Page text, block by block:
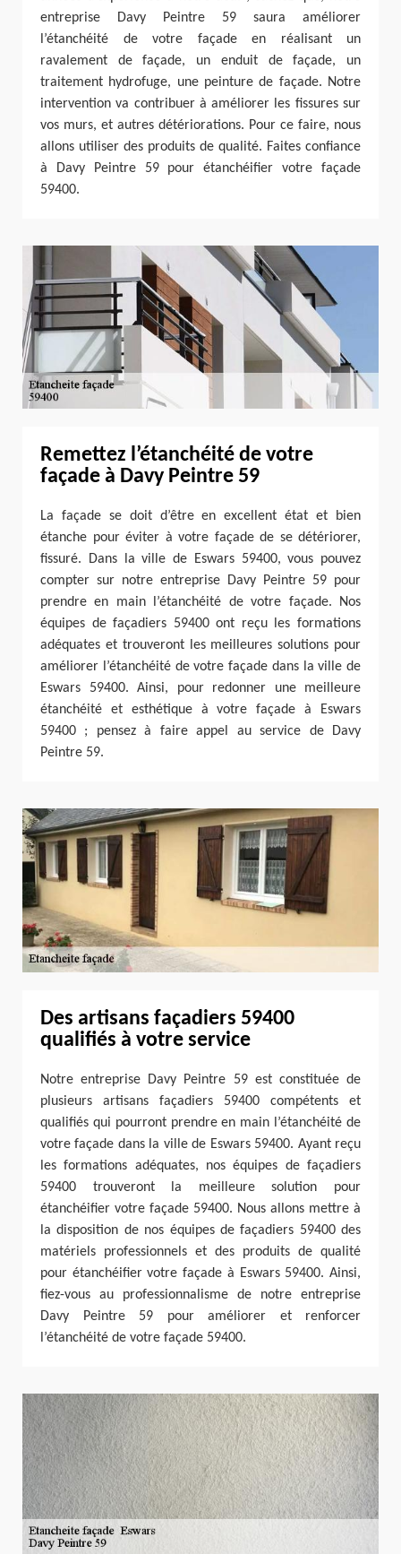
entreprise Davy Peintre 59 saura améliorer
l’étanchéité de votre façade en réalisant un
ravalement de façade, un enduit de façade, un
traitement hydrofuge, une peinture de façade. Notre
intervention va contribuer à améliorer les fissures sur
vos murs, et autres détériorations. Pour ce faire, nous
allons utiliser des produits de qualité. Faites confiance
à Davy Peintre 59 pour étanchéifier votre façade
59400.
Remettez l’étanchéité de votre
façade à Davy Peintre 59
La façade se doit d’être en excellent état et bien
étanche pour éviter à votre façade de se détériorer,
fissuré. Dans la ville de Eswars 59400, vous pouvez
compter sur notre entreprise Davy Peintre 59 pour
prendre en main l’étanchéité de votre façade. Nos
équipes de façadiers 59400 ont reçu les formations
adéquates et trouveront les meilleures solutions pour
améliorer l’étanchéité de votre façade dans la ville de
Eswars 59400. Ainsi, pour redonner une meilleure
étanchéité et esthétique à votre façade à Eswars
59400 ; pensez à faire appel au service de Davy
Peintre 59.
Des artisans façadiers 59400
qualifiés à votre service
Notre entreprise Davy Peintre 59 est constituée de
plusieurs artisans façadiers 59400 compétents et
qualifiés qui pourront prendre en main l’étanchéité de
votre façade dans la ville de Eswars 59400. Ayant reçu
les formations adéquates, nos équipes de façadiers
59400 trouveront la meilleure solution pour
étanchéifier votre façade 59400. Nous allons mettre à
la disposition de nos équipes de façadiers 59400 des
matériels professionnels et des produits de qualité
pour étanchéifier votre façade à Eswars 59400. Ainsi,
fiez-vous au professionnalisme de notre entreprise
Davy Peintre 59 pour améliorer et renforcer
l’étanchéité de votre façade 59400.